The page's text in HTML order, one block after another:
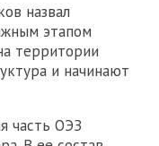
назвал
этапом
территории
и начинают
часть ОЭЗ